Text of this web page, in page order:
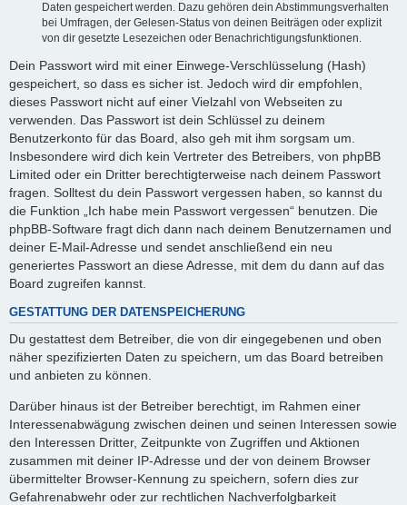
Daten gespeichert werden. Dazu gehören dein Abstimmungsverhalten
bei Umfragen, der Gelesen-Status von deinen Beiträgen oder explizit
von dir gesetzte Lesezeichen oder Benachrichtigungsfunktionen.
Dein Passwort wird mit einer Einwege-Verschlüsselung (Hash)
gespeichert, so dass es sicher ist. Jedoch wird dir empfohlen,
dieses Passwort nicht auf einer Vielzahl von Webseiten zu
verwenden. Das Passwort ist dein Schlüssel zu deinem
Benutzerkonto für das Board, also geh mit ihm sorgsam um.
Insbesondere wird dich kein Vertreter des Betreibers, von phpBB
Limited oder ein Dritter berechtigterweise nach deinem Passwort
fragen. Solltest du dein Passwort vergessen haben, so kannst du
die Funktion „Ich habe mein Passwort vergessen“ benutzen. Die
phpBB-Software fragt dich dann nach deinem Benutzernamen und
deiner E-Mail-Adresse und sendet anschließend ein neu
generiertes Passwort an diese Adresse, mit dem du dann auf das
Board zugreifen kannst.
GESTATTUNG DER DATENSPEICHERUNG
Du gestattest dem Betreiber, die von dir eingegebenen und oben
näher spezifizierten Daten zu speichern, um das Board betreiben
und anbieten zu können.
Darüber hinaus ist der Betreiber berechtigt, im Rahmen einer
Interessenabwägung zwischen deinen und seinen Interessen sowie
den Interessen Dritter, Zeitpunkte von Zugriffen und Aktionen
zusammen mit deiner IP-Adresse und der von deinem Browser
übermittelter Browser-Kennung zu speichern, sofern dies zur
Gefahrenabwehr oder zur rechtlichen Nachverfolgbarkeit